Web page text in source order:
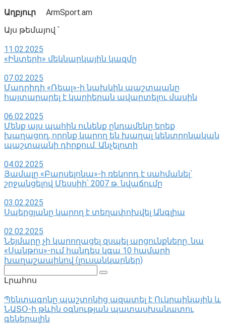
Աղբյուր ArmSport.am
Այս թեմայով ՝
11.02.2025
«Ինտերի» մեկնարկային կազմը
07.02.2025
Մադրիդի «Ռեալ»-ի նախկին պաշտպանը
հայտարարել է կարիերան ավարտելու մասին
06.02.2025
Մենք այս պահին ունենք ընդամենը երեք
խաղացող, որոնք կարող են խաղալ կենտրոնական
պաշտպանի դիրքում. Անչելոտի
04.02.2025
Յամալը «Բարսելոնա»-ի ռեկորդ է սահմանել՝
շրջանցելով Մեսսիի՝ 2007 թ. նվաճումը
03.02.2025
Սպերցյանը կարող է տեղափոխվել Անգլիա
02.02.2025
Նեյմարը չի կարողացել զսպել արցունքները․ նա
«Սանթոս»-ում հանդես կգա 10 համարի
խաղաշապիկով (լուսանկարներ)
Լրահոս
Պենտագոնը պաշտոնից ազատել է Ուկրաինային և
ՆԱՏՕ-ի թևին օգնության պատասխանատու
գեներալին